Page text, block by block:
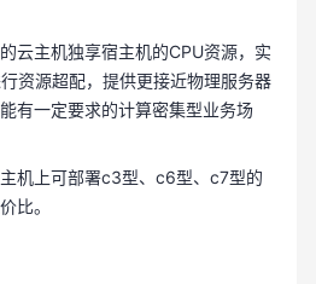
云主机独享宿主机的CPU资源，实
资源超配，提供更接近物理服务器
有一定要求的计算密集型业务场
机上可部署c3型、c6型、c7型的
比。